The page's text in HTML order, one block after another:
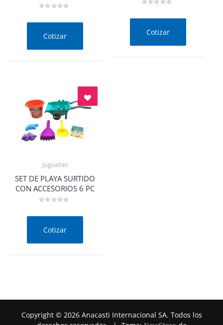
deCotizar
deCotizar
Juguetes
SET DE PLAYA SURTIDO
CON ACCESORIOS 6 PC
deCotizar
Copyright © 2026 Anacasti Internacional SA. Todos los